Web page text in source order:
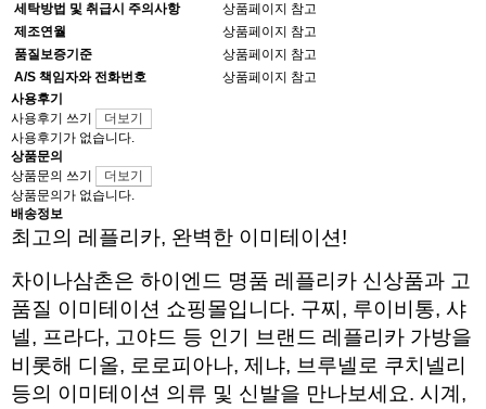
세탁방법 및 취급시 주의사항
상품페이지 참고
제조연월
상품페이지 참고
품질보증기준
상품페이지 참고
A/S 책임자와 전화번호
상품페이지 참고
사용후기
사용후기 쓰기
더보기
사용후기가 없습니다.
상품문의
상품문의 쓰기
더보기
상품문의가 없습니다.
배송정보
최고의 레플리카, 완벽한 이미테이션!
차이나삼촌은 하이엔드 명품 레플리카 신상품과 고
품질 이미테이션 쇼핑몰입니다. 구찌, 루이비통, 샤
넬, 프라다, 고야드 등 인기 브랜드 레플리카 가방을
비롯해 디올, 로로피아나, 제냐, 브루넬로 쿠치넬리
등의 이미테이션 의류 및 신발을 만나보세요. 시계,